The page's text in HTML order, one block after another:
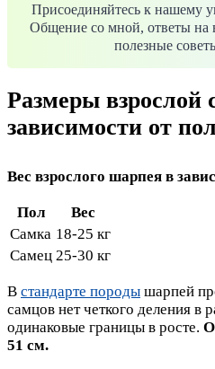
Присоединяйтесь к нашему
Общение со мной, ответы на
полезные
Размеры взрослой
зависимости от
Вес взрослого шарпея в
Пол
Вес
Самка 18-25 кг
Самец 25-30 кг
В стандарте породы шарпей
самцов нет четкого деления в
одинаковые границы в росте.
51 см.